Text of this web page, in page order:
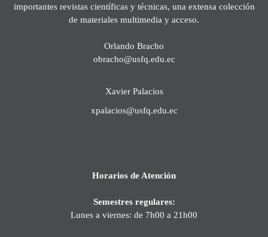
importantes revistas científicas y técnicas, una extensa colección
de materiales multimedia y acceso.
Orlando Bracho
obracho@usfq.edu.ec
Xavier Palacios
xpalacios@usfq.edu.ec
Horarios de Atención
Semestres regulares:
Lunes a viernes: de 7h00 a 21h00